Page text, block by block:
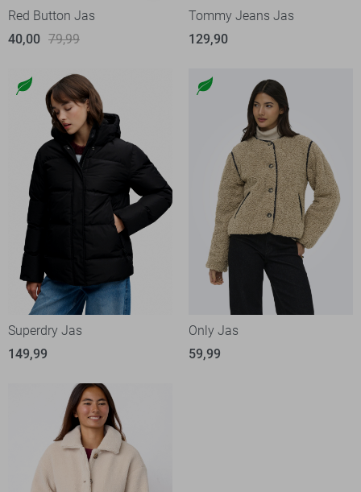
Red Button Jas
40,00 79,99
Tommy Jeans Jas
129,90
Superdry Jas
149,99
Only Jas
59,99